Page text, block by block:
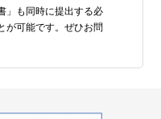
」も同時に提出する必
が可能です。ぜひお問